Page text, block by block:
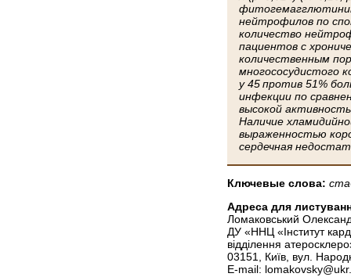
нейтрофилов по
количество
пациентов с
количественным
многососудистого
у 45 против 51%
инфекции по
высокой
Наличие
выраженностью
сердечная
Ключевые слова:
Адреса для
Ломаковський
ДУ «ННЦ «Інститут
відділення
03151, Київ, вул.
E-mail: